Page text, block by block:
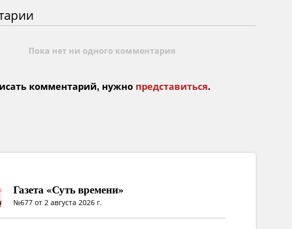
Пока нет ни одного комментария
комментарий, нужно представиться.
Газета «Суть времени»
№677 от 2 августа 2026 г.